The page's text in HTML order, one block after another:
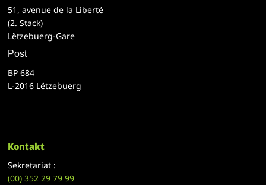
51, avenue de la Liberté
(2. Stack)
Lëtzebuerg-Gare
Post
BP 684
L-2016 Lëtzebuerg
Kontakt
Sekretariat :
(00)352 29 79 99